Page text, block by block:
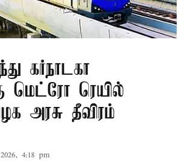
கர்நாடகா
மெட்ரோ ரெயில்
அரசு தீவிரம்
4:18 pm